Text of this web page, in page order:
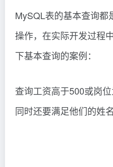
MySQL表的基本查询都
操作，在实际开发过程
下基本查询的案例：
查询工资高于500或岗位
同时还要满足他们的姓